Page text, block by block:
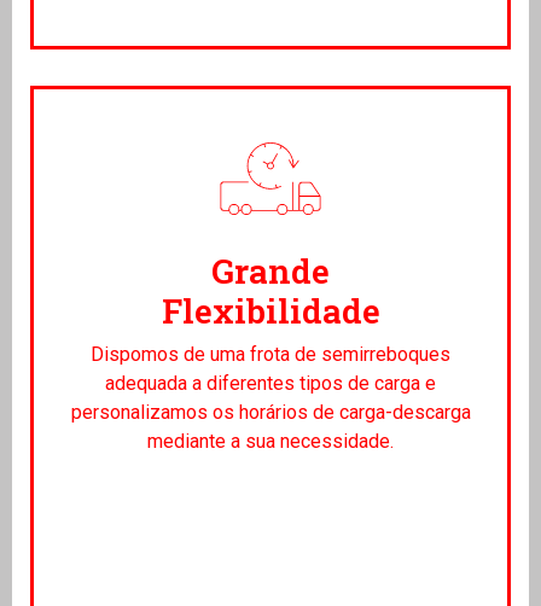
Grande
Flexibilidade
Dispomos de uma frota de semirreboques
adequada a diferentes tipos de carga e
personalizamos os horários de carga-descarga
mediante a sua necessidade.